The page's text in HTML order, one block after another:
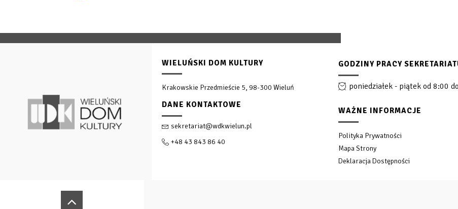
WIELUŃSKI DOM KULTURY
Krakowskie Przedmieście 5, 98-300 Wieluń
DANE KONTAKTOWE
sekretariat@wdkwielun.pl
+48 43 843 86 40
GODZINY PRACY
poniedziałek - piątek od 8:00
WAŻNE INFORMACJE
Polityka Prywatności
Mapa Strony
Deklaracja Dostępności